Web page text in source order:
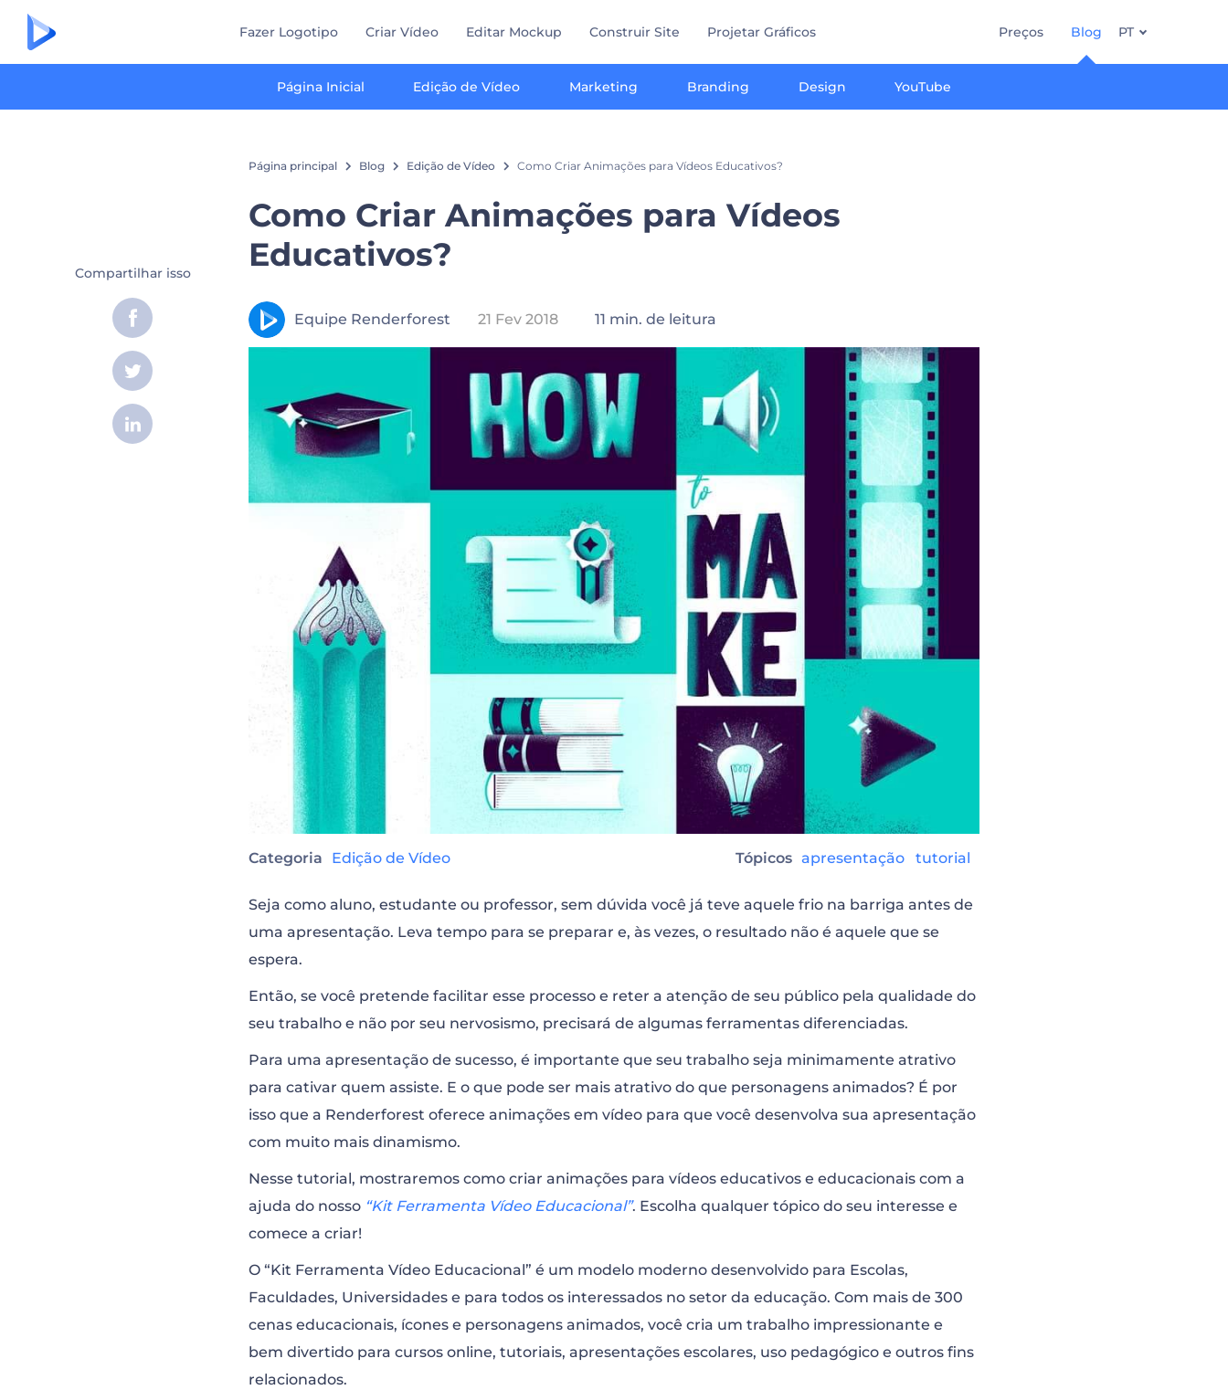
Fazer Logotipo Criar Vídeo Editar Mockup Construir Site Projetar Gráficos Preços Blog
Página Inicial Edição de Vídeo Marketing Branding Design YouTube
PT
Página principal Blog Edição de Vídeo Como Criar Animações para Vídeos Educativos?
Como Criar Animações para Vídeos
Educativos?
Equipe Renderforest 21 Fev 2018 11 min. de leitura
Categoria Edição de Vídeo Tópicos apresentação tutorial
Seja como aluno, estudante ou professor, sem dúvida você já teve aquele frio na barriga antes de
uma apresentação. Leva tempo para se preparar e, às vezes, o resultado não é aquele que se
espera.
Então, se você pretende facilitar esse processo e reter a atenção de seu público pela qualidade do
seu trabalho e não por seu nervosismo, precisará de algumas ferramentas diferenciadas.
Para uma apresentação de sucesso, é importante que seu trabalho seja minimamente atrativo
para cativar quem assiste. E o que pode ser mais atrativo do que personagens animados? É por
isso que a Renderforest oferece animações em vídeo para que você desenvolva sua apresentação
com muito mais dinamismo.
Nesse tutorial, mostraremos como criar animações para vídeos educativos e educacionais com a
ajuda do nosso “Kit Ferramenta Vídeo Educacional”. Escolha qualquer tópico do seu interesse e
comece a criar!
O “Kit Ferramenta Vídeo Educacional” é um modelo moderno desenvolvido para Escolas,
Faculdades, Universidades e para todos os interessados no setor da educação. Com mais de 300
cenas educacionais, ícones e personagens animados, você cria um trabalho impressionante e
bem divertido para cursos online, tutoriais, apresentações escolares, uso pedagógico e outros fins
relacionados.
Compartilhar isso